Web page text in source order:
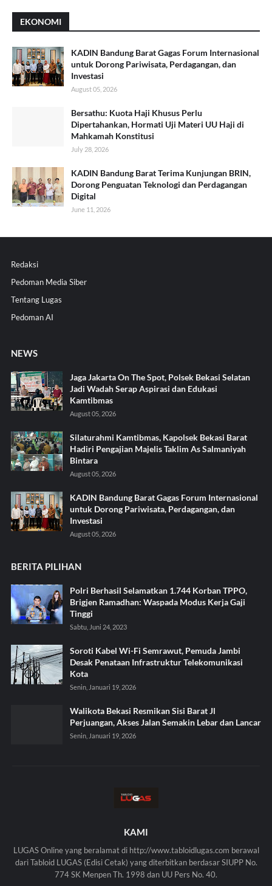
EKONOMI
KADIN Bandung Barat Gagas Forum Internasional
untuk Dorong Pariwisata, Perdagangan, dan
Investasi
August 05, 2026
Bersathu: Kuota Haji Khusus Perlu
Dipertahankan, Hormati Uji Materi UU Haji di
Mahkamah Konstitusi
July 28, 2026
KADIN Bandung Barat Terima Kunjungan BRIN,
Dorong Penguatan Teknologi dan Perdagangan
Digital
June 11, 2026
Redaksi
Pedoman Media Siber
Tentang Lugas
Pedoman AI
NEWS
Jaga Jakarta On The Spot, Polsek Bekasi Selatan
Jadi Wadah Serap Aspirasi dan Edukasi
Kamtibmas
August 05, 2026
Silaturahmi Kamtibmas, Kapolsek Bekasi Barat
Hadiri Pengajian Majelis Taklim As Salmaniyah
Bintara
August 05, 2026
KADIN Bandung Barat Gagas Forum Internasional
untuk Dorong Pariwisata, Perdagangan, dan
Investasi
August 05, 2026
BERITA PILIHAN
Polri Berhasil Selamatkan 1.744 Korban TPPO,
Brigjen Ramadhan: Waspada Modus Kerja Gaji
Tinggi
Sabtu, Juni 24, 2023
Soroti Kabel Wi-Fi Semrawut, Pemuda Jambi
Desak Penataan Infrastruktur Telekomunikasi
Kota
Senin, Januari 19, 2026
Walikota Bekasi Resmikan Sisi Barat Jl
Perjuangan, Akses Jalan Semakin Lebar dan Lancar
Senin, Januari 19, 2026
KAMI
LUGAS Online yang beralamat di http://www.tabloidlugas.com berawal
dari Tabloid LUGAS (Edisi Cetak) yang diterbitkan berdasar SIUPP No.
774 SK Menpen Th. 1998 dan UU Pers No. 40.